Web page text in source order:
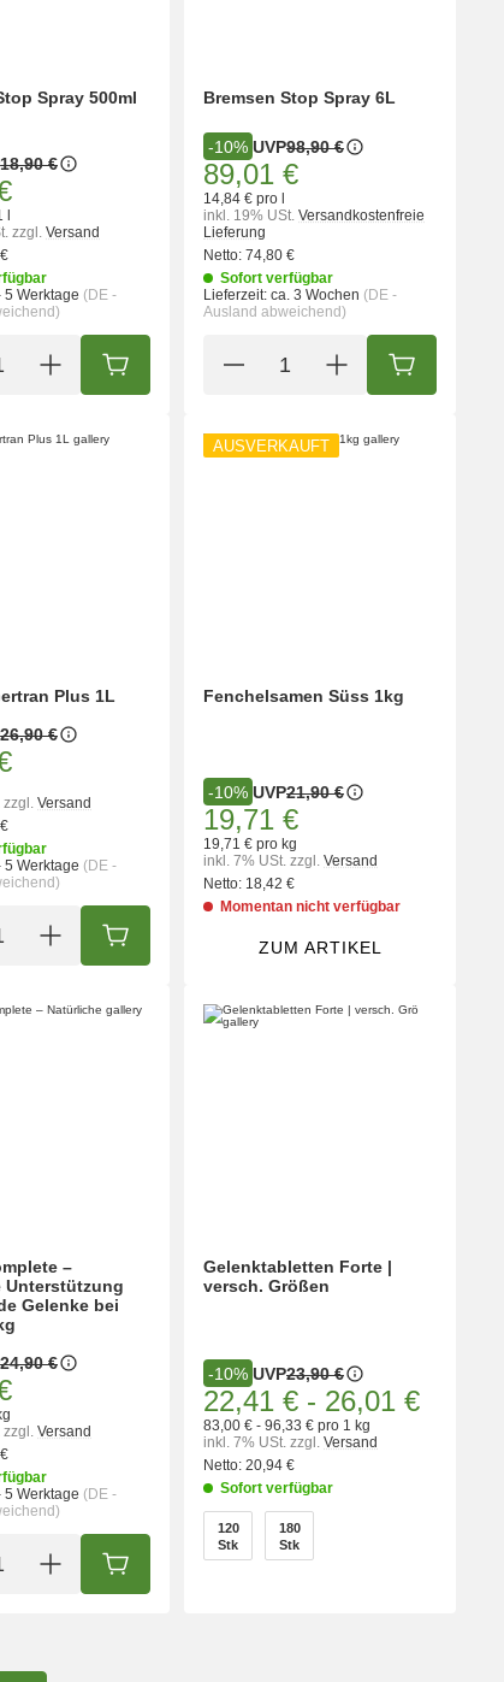
Spray 500ml
18,90 €
zzgl. Versand
5 Werktage (DE -
IN DEN WARENKORB
Bremsen Stop Spray 6L
-10% UVP98,90 €
89,01 €
14,84 € pro l
inkl. 19% USt. Versandkostenfreie
Lieferung
Netto: 74,80 €
Sofort verfügbar
Lieferzeit: ca. 3 Wochen (DE -
Ausland abweichend)
IN DEN
Plus 1L
26,90 €
zzgl. Versand
5 Werktage (DE -
IN DEN WARENKORB
AUSVERKAUFT
Fenchelsamen Süss 1kg
-10% UVP21,90 €
19,71 €
19,71 € pro kg
inkl. 7% USt. zzgl. Versand
Netto: 18,42 €
Momentan nicht verfügbar
ZUM ARTIKEL
–
Unterstützung
Gelenke bei
24,90 €
zzgl. Versand
5 Werktage (DE -
IN DEN WARENKORB
Gelenktabletten Forte |
versch. Größen
-10% UVP23,90 €
22,41 € - 26,01 €
83,00 € - 96,33 € pro 1 kg
inkl. 7% USt. zzgl. Versand
Netto: 20,94 €
Sofort verfügbar
wählen
120
Stk120 Stk
180
Stk180 Stk